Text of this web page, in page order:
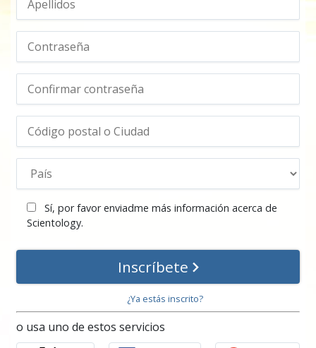
Sí, por favor enviadme más información acerca de
Scientology.
Inscríbete
¿Ya estás inscrito?
o usa uno de estos servicios